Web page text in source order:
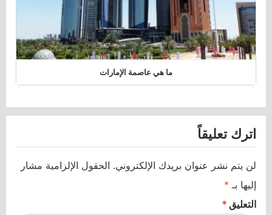
ما هي عاصمة الإمارات
اترك تعليقاً
لن يتم نشر عنوان بريدك الإلكتروني. الحقول الإلزامية مشار
إليها بـ *
التعليق *